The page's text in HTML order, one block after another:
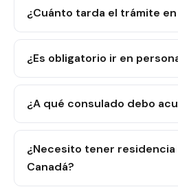
¿Cuánto tarda el trámite en
¿Es obligatorio ir en
¿A qué consulado debo
¿Necesito tener residencia
Canadá?